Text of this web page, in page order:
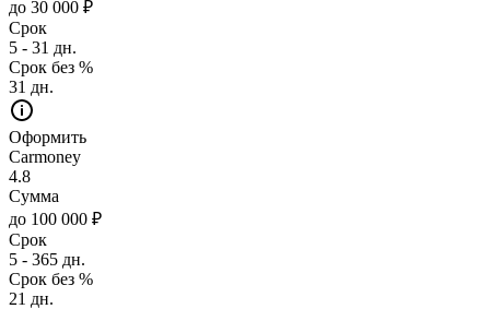
до 30 000 ₽
Срок
5 - 31 дн.
Срок без %
31 дн.
Оформить
Carmoney
4.8
Сумма
до 100 000 ₽
Срок
5 - 365 дн.
Срок без %
21 дн.